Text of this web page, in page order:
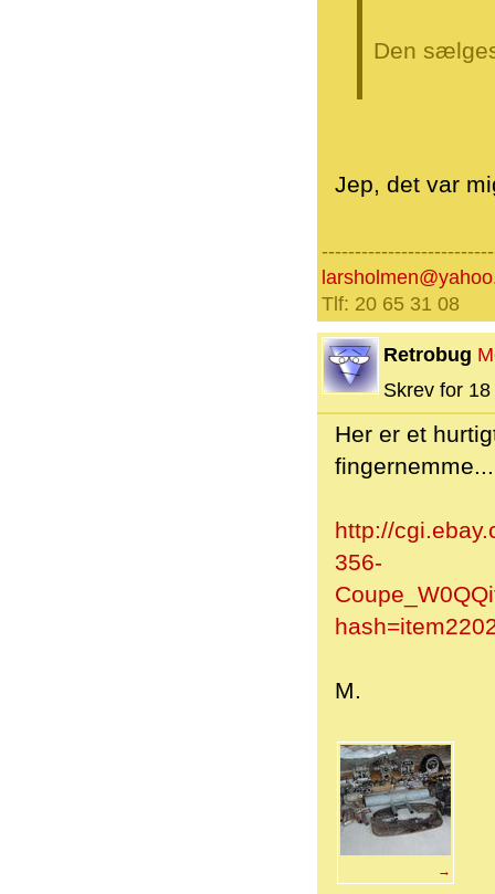
Den
Jep, det var
Tlf: 20 65 31 08
Retrobug
Skrev for
Her er et
http://
356-
M.
→